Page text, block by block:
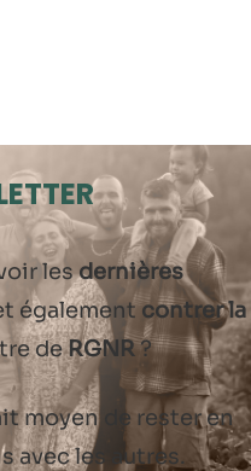
lesdernières
égalementcontrer la
deRGNR?
moyen de rester en
avec les autres.